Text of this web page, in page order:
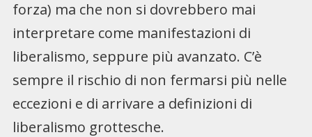
forza) ma che non si dovrebbero mai
interpretare come manifestazioni di
liberalismo, seppure più avanzato. C’è
sempre il rischio di non fermarsi più nelle
eccezioni e di arrivare a definizioni di
liberalismo grottesche.